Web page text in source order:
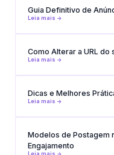
Guia Definitivo de
Leia mais ->
Como Alterar a URL do
Leia mais ->
Dicas e Melhores
Leia mais ->
Modelos de Postagem
Engajamento
Leia mais ->